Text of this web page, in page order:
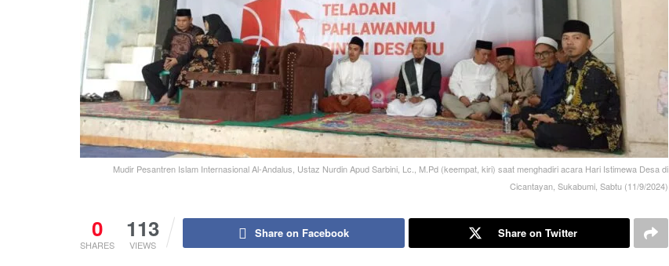
Mudir Pesantren Islam Internasional Al-Andalus, Ustaz Nurdin Apud Sarbini, Lc., M.Pd (keempat, kiri) saat menghadiri acara Hari Istimewa Desa di
Cicantayan, Sukabumi, Sabtu (11/9/2024)
0
SHARES
113
VIEWS
Share on Facebook Share on Twitter